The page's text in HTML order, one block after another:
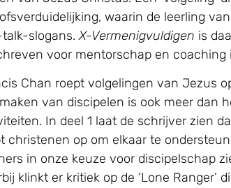
waarin de leerling
talk-slogans.X-Vermenigvuldigen is
voor mentorschap en coaching
Chan roept volgelingen van Jezus
van discipelen is ook meer dan
In deel 1 laat de schrijver zien
christenen op om elkaar te
in onze keuze voor discipelschap
klinkt er kritiek op de ‘Lone